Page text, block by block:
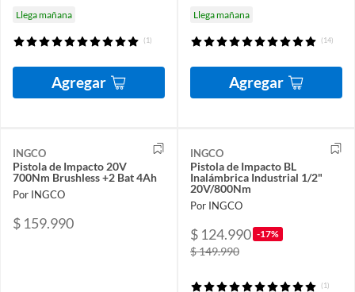
Llega mañana
(1)
Agregar
Llega mañana
(14)
Agregar
INGCO
Pistola de Impacto 20V
700Nm Brushless +2 Bat 4Ah
Por INGCO
$ 159.990
INGCO
Pistola de Impacto BL
Inalámbrica Industrial 1/2"
20V/800Nm
Por INGCO
$ 124.990 -17%
$ 149.990
(1)